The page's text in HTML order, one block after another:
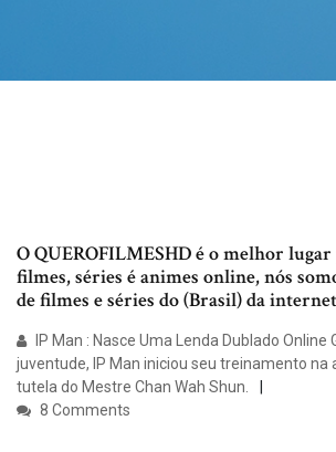
O QUEROFILMESHD é o melhor
filmes, séries é animes online, nós
de filmes e séries do (Brasil) da
IP Man : Nasce Uma Lenda Dublado Online
juventude, IP Man iniciou seu treinamento na
tutela do Mestre Chan Wah Shun.
8 Comments